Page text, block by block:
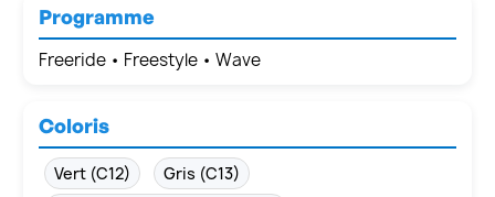
Programme
Freeride • Freestyle • Wave
Coloris
Vert (C12)
Gris (C13)